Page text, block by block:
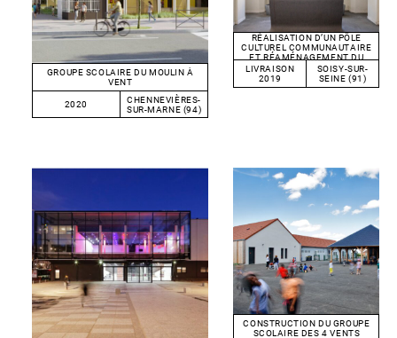
GROUPE SCOLAIRE DU MOULIN À
VENT
2020
CHENNEVIÈRES-
SUR-MARNE (94)
RÉALISATION D’UN PÔLE
CULTUREL COMMUNAUTAIRE
ET RÉAMÉNAGEMENT DU
CHÂTEAU DU GRAND VENEUR
LIVRAISON
2019
SOISY-SUR-
SEINE (91)
CONSTRUCTION DU GROUPE
SCOLAIRE DES 4 VENTS